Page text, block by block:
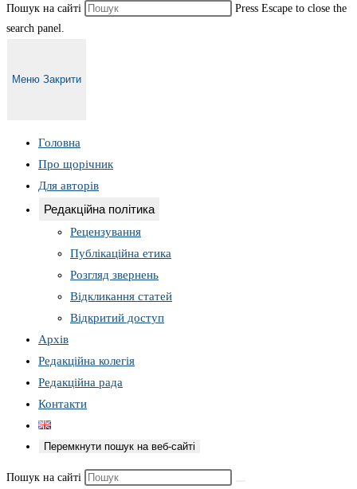
Пошук на сайті
Press Escape to close the
search panel.
Меню Закрити
Головна
Про щорічник
Для авторів
Редакційна політика
Рецензування
Публікаційна етика
Розгляд звернень
Відкликання статей
Відкритий доступ
Архів
Редакційна колегія
Редакційна рада
Контакти
Перемкнути пошук на веб-сайті
Пошук на сайті